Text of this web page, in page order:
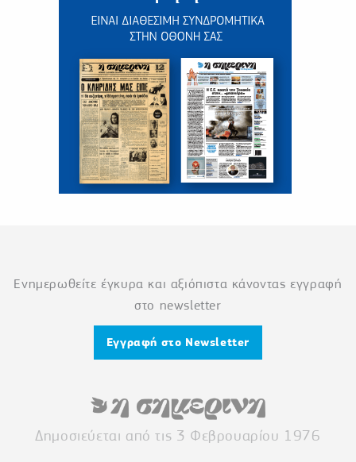
Ενημερωθείτε έγκυρα και αξιόπιστα κάνοντας εγγραφή
στο newsletter
Εγγραφή στο Newsletter
Δημοσιεύεται από τις 3 Φεβρουαρίου 1976